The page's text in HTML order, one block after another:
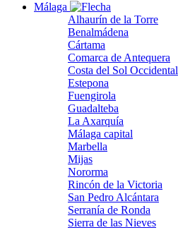
Málaga
Alhaurín de la Torre
Benalmádena
Cártama
Comarca de Antequera
Costa del Sol Occidental
Estepona
Fuengirola
Guadalteba
La Axarquía
Málaga capital
Marbella
Mijas
Nororma
Rincón de la Victoria
San Pedro Alcántara
Serranía de Ronda
Sierra de las Nieves